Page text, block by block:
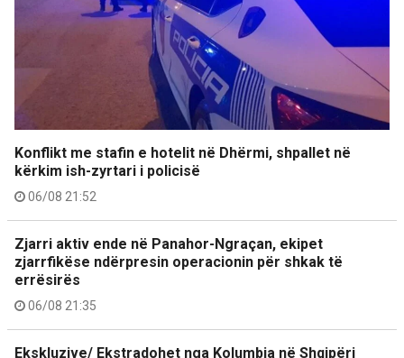
Konflikt me stafin e hotelit në Dhërmi, shpallet në
kërkim ish-zyrtari i policisë
06/08 21:52
Zjarri aktiv ende në Panahor-Ngraçan, ekipet
zjarrfikëse ndërpresin operacionin për shkak të
errësirës
06/08 21:35
Ekskluzive/ Ekstradohet nga Kolumbia në Shqipëri